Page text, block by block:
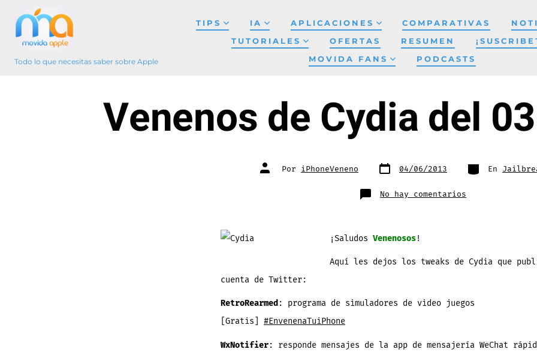
contenido
Todo lo que necesitas saber sobre Apple
TIPS IA APLICACIONES COMPARATIVAS
TUTORIALES
OFERTAS RESUMEN
MOVIDA FANS
PODCASTS
Venenos de Cydia del
Autor
de Por iPhoneVeneno Fecha
de 04/06/2013 Categorías
En
No hay comentarios
Venenos
¡Saludos Venenosos!
Aquí les dejos los tweaks de Cydia que
cuenta de Twitter:
RetroRearmed: programa de simuladores de video juegos
[Gratis] #EnvenenaTuiPhone
WxNotifier: responde mensajes de la app de mensajería WeChat